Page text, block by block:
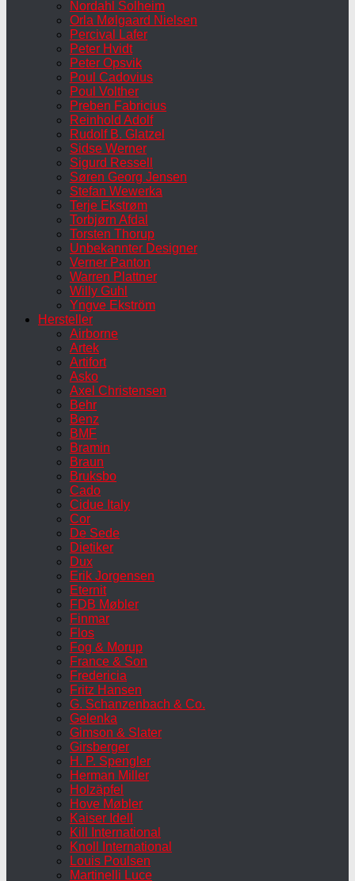
Nordahl Solheim
Orla Mølgaard Nielsen
Percival Lafer
Peter Hvidt
Peter Opsvik
Poul Cadovius
Poul Volther
Preben Fabricius
Reinhold Adolf
Rudolf B. Glatzel
Sidse Werner
Sigurd Ressell
Søren Georg Jensen
Stefan Wewerka
Terje Ekstrøm
Torbjørn Afdal
Torsten Thorup
Unbekannter Designer
Verner Panton
Warren Plattner
Willy Guhl
Yngve Ekström
Hersteller
Airborne
Artek
Artifort
Asko
Axel Christensen
Behr
Benz
BMF
Bramin
Braun
Bruksbo
Cado
Cidue Italy
Cor
De Sede
Dietiker
Dux
Erik Jorgensen
Eternit
FDB Møbler
Finmar
Flos
Fog & Morup
France & Son
Fredericia
Fritz Hansen
G. Schanzenbach & Co.
Gelenka
Gimson & Slater
Girsberger
H. P. Spengler
Herman Miller
Holzäpfel
Hove Møbler
Kaiser Idell
Kill International
Knoll International
Louis Poulsen
Martinelli Luce